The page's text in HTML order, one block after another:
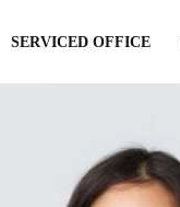
SERVICED OFFICE